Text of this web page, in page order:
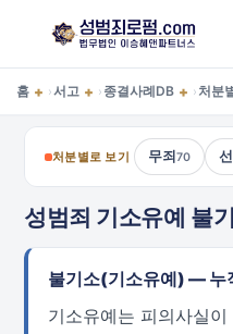
홈 + ›서고 + › 종결사례DB + › 처분
처분별로 보기 무죄70
성범죄 기소유예 불
불기소(기소유예) — 누
기소유예는 피의사실